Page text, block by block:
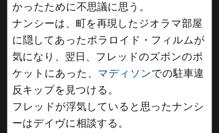
かったために不思議に思う。
ナンシーは、町を再現したジオラマ部屋
に隠してあったポラロイド・フィルムが
気になり、翌日、フレッドのズボンのポ
ケットにあった、 マディソンでの駐車違
反キップを見つける。
フレッドが浮気していると思ったナンシ
ーはデイヴに相談する。